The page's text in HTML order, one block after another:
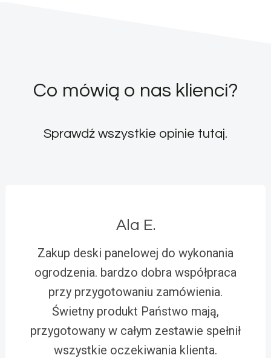
Co mówią o nas klienci?
Sprawdź wszystkie opinie tutaj.
Ala E.
Zakup deski panelowej do wykonania
ogrodzenia. bardzo dobra współpraca
przy przygotowaniu zamówienia.
Świetny produkt Państwo mają,
przygotowany w całym zestawie spełnił
wszystkie oczekiwania klienta.